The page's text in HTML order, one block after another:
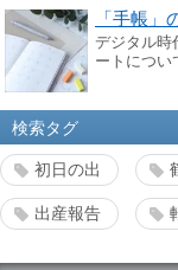
「手帳」
デジタル時
ートについ
検索タグ
初日の出
出産報告